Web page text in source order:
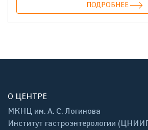
ПОДРОБНЕЕ
О ЦЕНТРЕ
МКНЦ им. А. С. Логинова
Институт гастроэнтерологии